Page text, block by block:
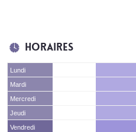
Horaires
Lundi
Mardi
Mercredi
Jeudi
Vendredi